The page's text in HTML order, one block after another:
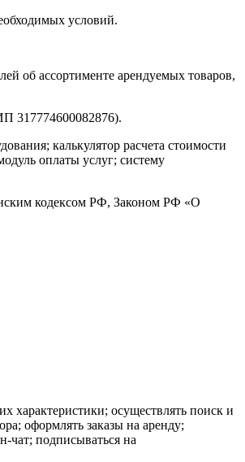
условий.
об ассортименте арендуемых товаров,
317774600082876).
калькулятор расчета стоимости
оплаты услуг; систему
кодексом РФ, Законом РФ «О
характеристики; осуществлять поиск и
оформлять заказы на аренду;
чат; подписываться на